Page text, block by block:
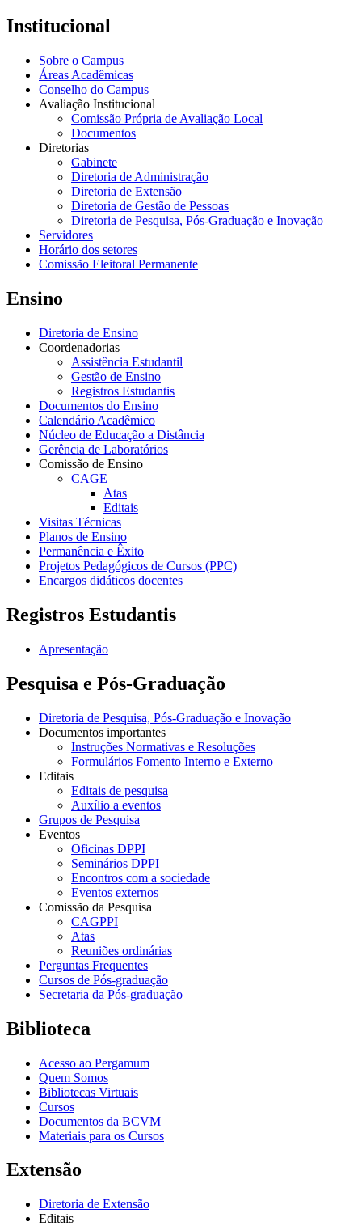
Institucional
Sobre o Campus
Áreas Acadêmicas
Conselho do Campus
Avaliação Institucional
Comissão Própria de Avaliação Local
Documentos
Diretorias
Gabinete
Diretoria de Administração
Diretoria de Extensão
Diretoria de Gestão de Pessoas
Diretoria de Pesquisa, Pós-Graduação e Inovação
Servidores
Horário dos setores
Comissão Eleitoral Permanente
Ensino
Diretoria de Ensino
Coordenadorias
Assistência Estudantil
Gestão de Ensino
Registros Estudantis
Documentos do Ensino
Calendário Acadêmico
Núcleo de Educação a Distância
Gerência de Laboratórios
Comissão de Ensino
CAGE
Atas
Editais
Visitas Técnicas
Planos de Ensino
Permanência e Êxito
Projetos Pedagógicos de Cursos (PPC)
Encargos didáticos docentes
Registros Estudantis
Apresentação
Pesquisa e Pós-Graduação
Diretoria de Pesquisa, Pós-Graduação e Inovação
Documentos importantes
Instruções Normativas e Resoluções
Formulários Fomento Interno e Externo
Editais
Editais de pesquisa
Auxílio a eventos
Grupos de Pesquisa
Eventos
Oficinas DPPI
Seminários DPPI
Encontros com a sociedade
Eventos externos
Comissão da Pesquisa
CAGPPI
Atas
Reuniões ordinárias
Perguntas Frequentes
Cursos de Pós-graduação
Secretaria da Pós-graduação
Biblioteca
Acesso ao Pergamum
Quem Somos
Bibliotecas Virtuais
Cursos
Documentos da BCVM
Materiais para os Cursos
Extensão
Diretoria de Extensão
Editais